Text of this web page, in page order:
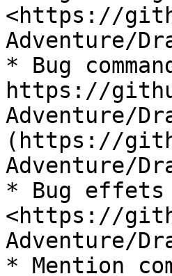
<https://
Adventure/
* Bug
https://
Adventure/
(https://
Adventure/
* Bug effets
<https://
Adventure/
* Mention